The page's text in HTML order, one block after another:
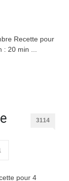
Recette pour
20 min ...
3114
pour 4